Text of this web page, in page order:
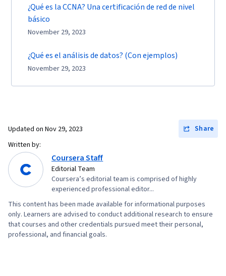
¿Qué es la CCNA? Una certificación de red de nivel
básico
November 29, 2023
¿Qué es el análisis de datos? (Con ejemplos)
November 29, 2023
Updated on Nov 29, 2023
Share
Written by:
Coursera Staff
Editorial Team
Coursera’s editorial team is comprised of highly
experienced professional editor...
This content has been made available for informational purposes
only. Learners are advised to conduct additional research to ensure
that courses and other credentials pursued meet their personal,
professional, and financial goals.